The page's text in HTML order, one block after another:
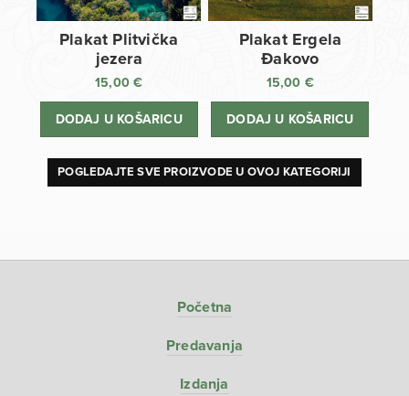
Plakat Plitvička
jezera
15,00€
DODAJ U KOŠARICU
Plakat Ergela
Đakovo
15,00 €
DODAJ U KOŠARICU
POGLEDAJTE SVE PROIZVODE U OVOJ KATEGORIJI
Početna
Predavanja
Izdanja